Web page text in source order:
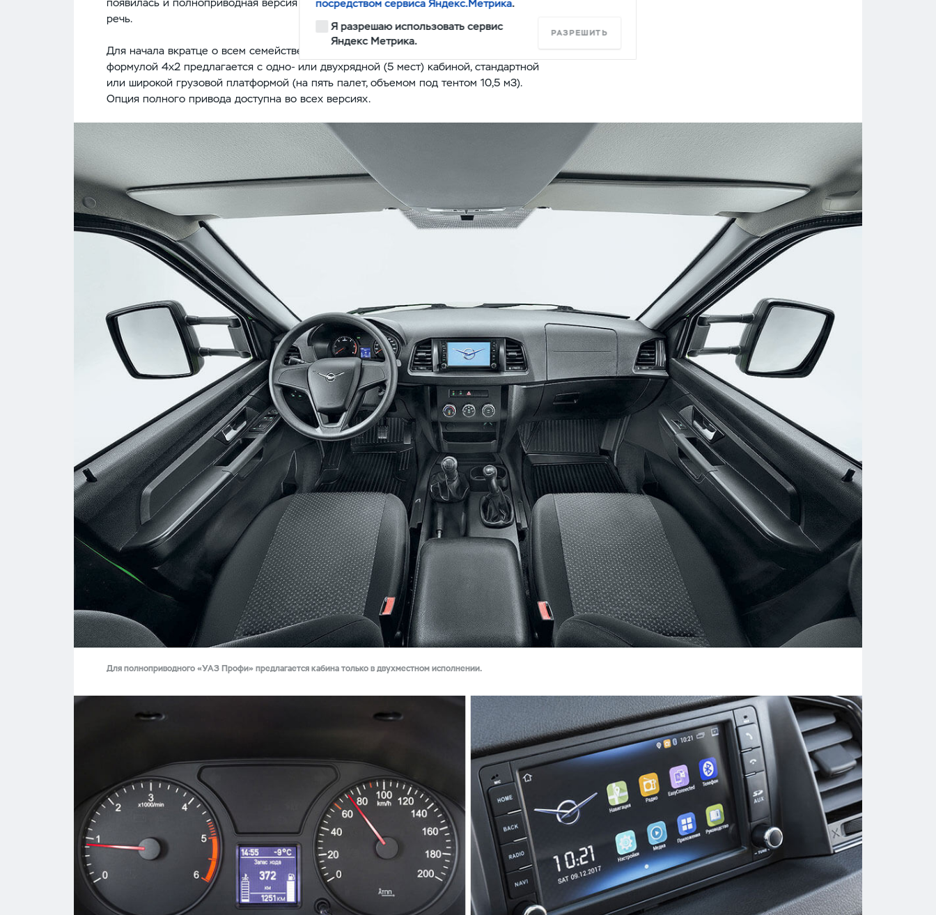
речь.
Для начала вкратце о всем семействе «УАЗ Профи». Автомобиль с колесной
формулой 4х2 предлагается с одно- или двухрядной (5 мест) кабиной, стандартной
или широкой грузовой платформой (на пять палет, объемом под тентом 10,5 м3).
Опция полного привода доступна во всех версиях.
Для полноприводного «УАЗ Профи» предлагается кабина только в двухместном исполнении.
посредством сервиса Яндекс.Метрика.
Я разрешаю использовать сервис
Яндекс Метрика.
РАЗРЕШИТЬ